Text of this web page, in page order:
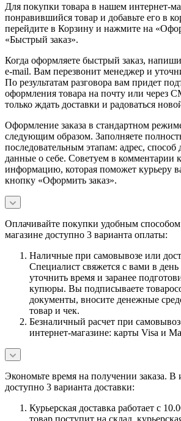
Для покупки товара в нашем интернет-
понравившийся товар и добавьте его в
перейдите в Корзину и нажмите на
«Быстрый заказ».
Когда оформляете быстрый заказ,
e-mail. Вам перезвонит менеджер и
По результатам разговора вам придет
оформления товара на почту или через
только ждать доставки и радоваться
Оформление заказа в стандартном
следующим образом. Заполняете
последовательным этапам: адрес, способ
данные о себе. Советуем в комментарии к
информацию, которая поможет курьеру
кнопку «Оформить заказ».
Оплачивайте покупки удобным
магазине доступно 3 варианта оплаты:
Наличные при самовывозе или
Специалист свяжется с вами в
уточнить время и заранее
купюры. Вы подписываете
документы, вносите денежные
товар и чек.
Безналичный расчет при
интернет-магазине: карты Visa и
Экономьте время на получении заказа. В
доступно 3 варианта доставки:
Курьерская доставка работает с
товар поступит на склад,